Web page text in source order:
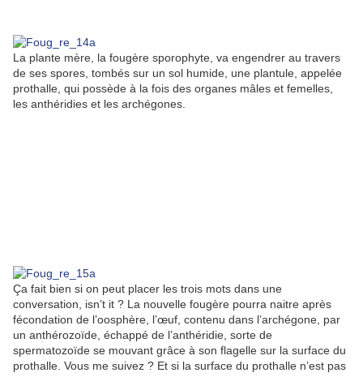
La plante mère, la fougère sporophyte, va engendrer au travers
de ses spores, tombés sur un sol humide, une plantule, appelée
prothalle, qui possède à la fois des organes mâles et femelles,
les anthéridies et les archégones.
Ça fait bien si on peut placer les trois mots dans une
conversation, isn’t it ? La nouvelle fougère pourra naitre après
fécondation de l’oosphère, l’œuf, contenu dans l’archégone, par
un anthérozoïde, échappé de l’anthéridie, sorte de
spermatozoïde se mouvant grâce à son flagelle sur la surface du
prothalle. Vous me suivez ? Et si la surface du prothalle n’est pas